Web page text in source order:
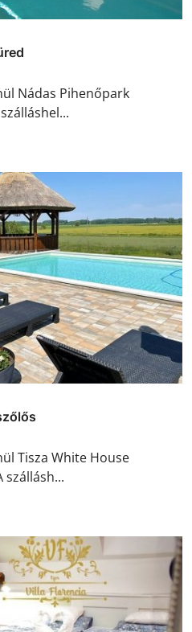
Nádas Pihenőpark
Tisza White House
szállásh...